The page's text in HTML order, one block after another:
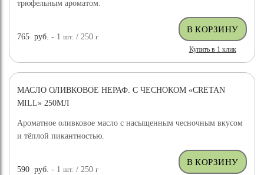
трюфельным ароматом.
765 руб. - 1шт. / 250г
Купить в 1 клик
МАСЛО ОЛИВКОВОЕ НЕРАФ. С ЧЕСНОКОМ «CRETAN
MILL» 250МЛ
Ароматное оливковое масло с насыщенным чесночным вкусом
и тёплой пикантностью.
590 руб. - 1шт. / 250г